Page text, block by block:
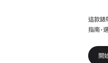
這款錶
指南，
開